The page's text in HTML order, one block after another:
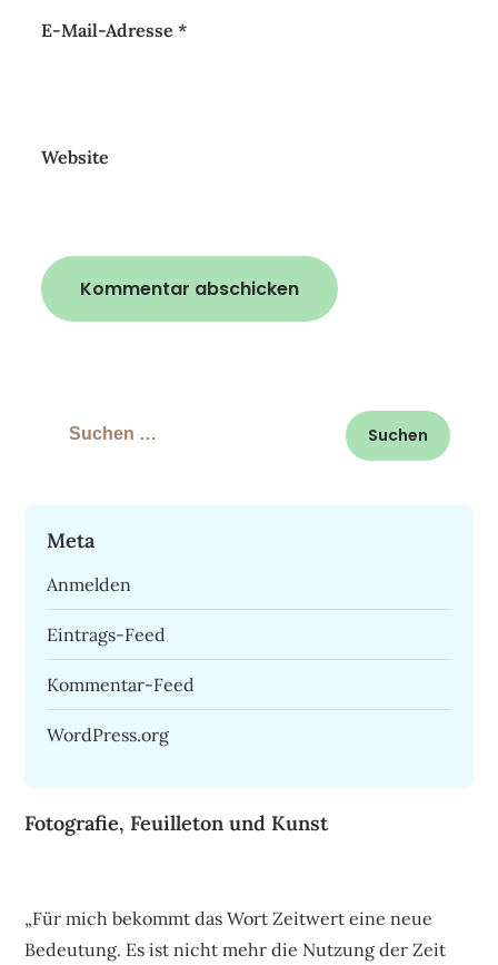
E-Mail-Adresse*
Website
Suchen
Meta
Anmelden
Eintrags-Feed
Kommentar-Feed
WordPress.org
Fotografie, Feuilleton und Kunst
„Für mich bekommt das Wort Zeitwert eine neue
Bedeutung. Es ist nicht mehr die Nutzung der Zeit